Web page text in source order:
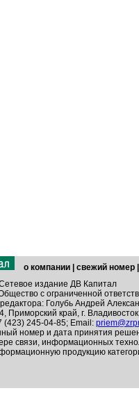
о компании свежий номер
издание ДВ Капитал
с ограниченной
редактора: Голубь Андрей
Приморский край, г.
245-04-85; Email:
номер и дата принятия
связи, информационных
продукцию